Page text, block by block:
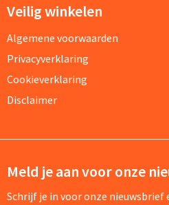
Veilig winkelen
Algemene voorwaarden
Privacyverklaring
Cookieverklaring
Disclaimer
Meld je aan voor onze
Schrijf je in voor onze nieuwsbrief